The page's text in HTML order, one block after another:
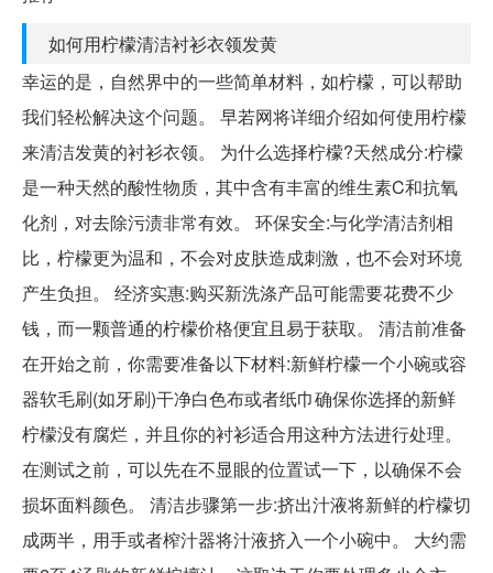
如何用柠檬清洁衬衫衣领发黄
幸运的是，自然界中的一些简单材料，如柠檬，可以帮助
我们轻松解决这个问题。 早若网将详细介绍如何使用柠檬
来清洁发黄的衬衫衣领。 为什么选择柠檬?天然成分:柠檬
是一种天然的酸性物质，其中含有丰富的维生素C和抗氧
化剂，对去除污渍非常有效。 环保安全:与化学清洁剂相
比，柠檬更为温和，不会对皮肤造成刺激，也不会对环境
产生负担。 经济实惠:购买新洗涤产品可能需要花费不少
钱，而一颗普通的柠檬价格便宜且易于获取。 清洁前准备
在开始之前，你需要准备以下材料:新鲜柠檬一个小碗或容
器软毛刷(如牙刷)干净白色布或者纸巾确保你选择的新鲜
柠檬没有腐烂，并且你的衬衫适合用这种方法进行处理。
在测试之前，可以先在不显眼的位置试一下，以确保不会
损坏面料颜色。 清洁步骤第一步:挤出汁液将新鲜的柠檬切
成两半，用手或者榨汁器将汁液挤入一个小碗中。 大约需